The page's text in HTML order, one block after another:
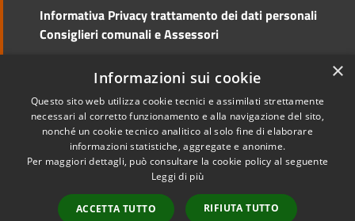
Informativa Privacy trattamento dei dati personali
Consiglieri comunali e Assessori
Accessibilità
Mappa del sito
Copyright © 2026 • Comune di
Cento • Powered by
redazione
×
Informazioni sui cookie
Questo sito web utilizza cookie tecnici e assimilati strettamente
necessari al corretto funzionamento e alla navigazione del sito,
nonché un cookie tecnico analitico al solo fine di elaborare
informazioni statistiche, aggregate e anonime.
Per maggiori dettagli, può consultare la cookie policy al seguente
Leggi di più
ACCETTA TUTTO RIFIUTA TUTTO